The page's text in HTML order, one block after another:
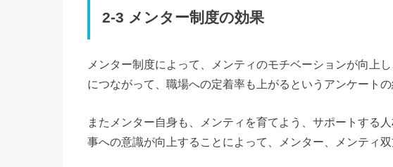
2-3 メンター制度の効果
メンター制度によって、メンティのモチベーションが向上
につながって、職場への定着率も上がるというアンケートの
またメンター自身も、メンティを育てよう、サポートする
事への意識が向上することによって、メンター、メンティ双